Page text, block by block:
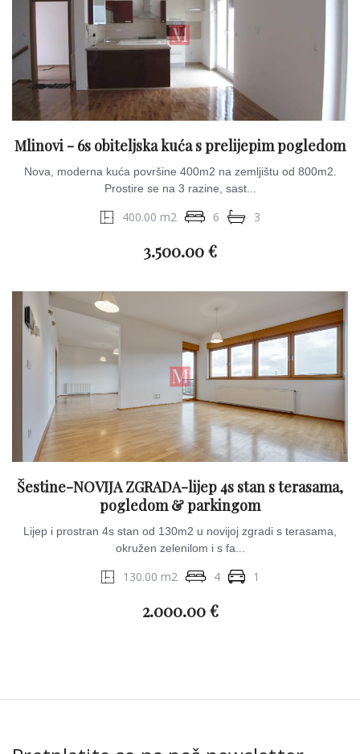
Mlinovi - 6s obiteljska kuća s prelijepim pogledom
Nova, moderna kuća površine 400m2 na zemljištu od 800m2.
Prostire se na 3 razine, sast...
400.00 m2 6 3
3.500.00 €
Šestine-NOVIJA ZGRADA-lijep 4s stan s terasama,
pogledom & parkingom
Lijep i prostran 4s stan od 130m2 u novijoj zgradi s terasama,
okružen zelenilom i s fa...
130.00 m2 4 1
2.000.00 €